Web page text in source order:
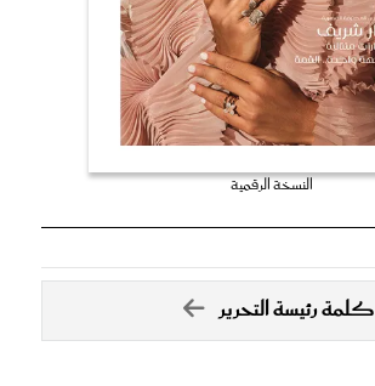
النسخة الرقمية
كلمة رئيسة التحرير